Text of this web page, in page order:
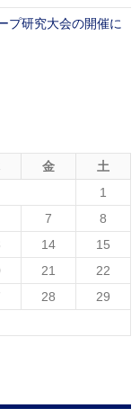
プ研究大会の開催に
金
土
1
7
8
14
15
21
22
28
29